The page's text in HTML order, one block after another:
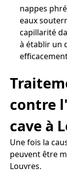
nappes
eaux
capillarité
à établir un
contre
cave à
Une fois la
peuvent être
Louvres.